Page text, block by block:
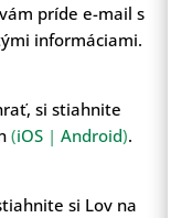
príde e-mail s
informáciami.
si stiahnite
(iOS |Android).
si Lov na